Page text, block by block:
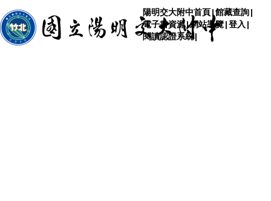
陽明交大附中首頁|館藏查詢|
電子書資源|網站導覽|登入 |
閱讀認證系統 |